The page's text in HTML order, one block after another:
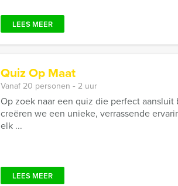
LEES MEER
Quiz Op Maat
Vanaf 20 personen ‐ 2 uur
Op zoek naar een quiz die perfect
creëren we een unieke, verrassende
elk ...
LEES MEER